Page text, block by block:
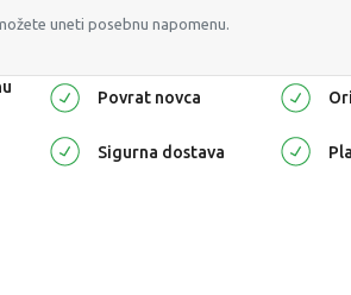
Povrat novca
Sigurna dostava